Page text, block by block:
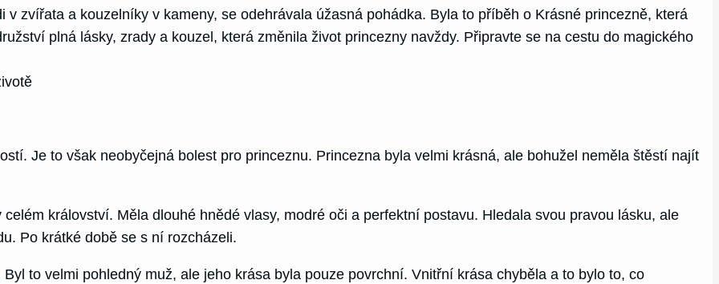
zvířata a kouzelníky v kameny, se odehrávala úžasná pohádka. Byla to příběh o Krásné princezně, která
plná lásky, zrady a kouzel, která změnila život princezny navždy. Připravte se na cestu do magického
Je to však neobyčejná bolest pro princeznu. Princezna byla velmi krásná, ale bohužel neměla štěstí najít
království. Měla dlouhé hnědé vlasy, modré oči a perfektní postavu. Hledala svou pravou lásku, ale
Po krátké době se s ní rozcházeli.
to velmi pohledný muž, ale jeho krása byla pouze povrchní. Vnitřní krása chyběla a to bylo to, co